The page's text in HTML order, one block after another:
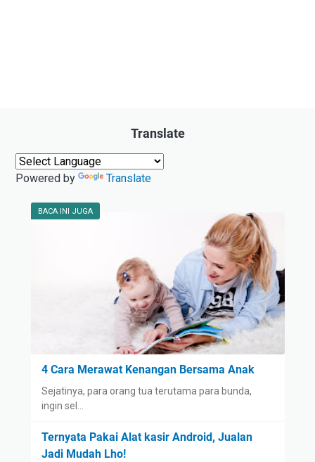
Translate
Powered by Translate
BACA INI JUGA
4 Cara Merawat Kenangan Bersama Anak
Sejatinya, para orang tua terutama para bunda,
ingin sel…
Ternyata Pakai Alat kasir Android, Jualan
Jadi Mudah Lho!